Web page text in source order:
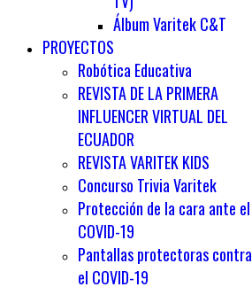
Álbum Varitek C&T
PROYECTOS
Robótica Educativa
REVISTA DE LA PRIMERA
INFLUENCER VIRTUAL DEL
ECUADOR
REVISTA VARITEK KIDS
Concurso Trivia Varitek
Protección de la cara ante el
COVID-19
Pantallas protectoras contra
el COVID-19